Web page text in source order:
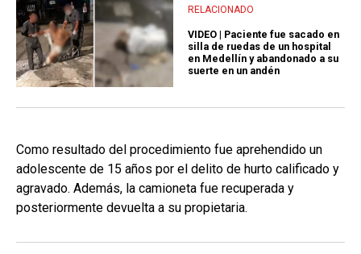
RELACIONADO
VIDEO | Paciente fue sacado en
silla de ruedas de un hospital
en Medellín y abandonado a su
suerte en un andén
Como resultado del procedimiento fue aprehendido un
adolescente de 15 años por el delito de hurto calificado y
agravado. Además, la camioneta fue recuperada y
posteriormente devuelta a su propietaria.